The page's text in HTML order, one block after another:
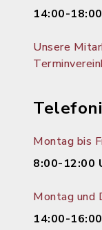
14:00-
Unsere
Montag bis
8:00-12:00
Montag und
14:00-